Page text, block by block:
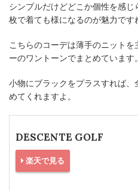
シンプルだけどどこか個性を感
枚で着ても様になるのが魅力です
こちらのコーデは薄手のニット
ーのワントーンでまとめています。
小物にブラックをプラスすれば、
めてくれますよ。
DESCENTE GOLF
楽天で見る